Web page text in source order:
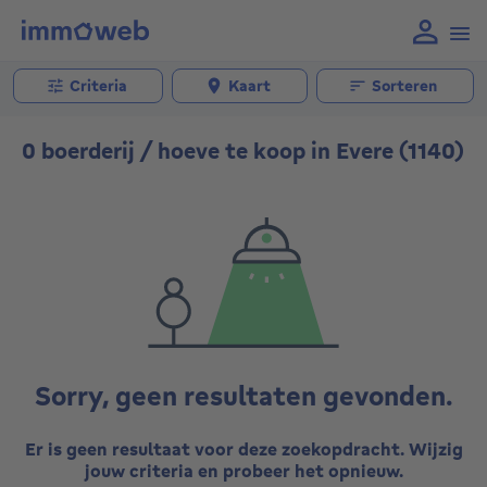
Criteria Kaart Sorteren
0 boerderij / hoeve te koop in Evere (1140)
Sorry, geen resultaten gevonden.
Er is geen resultaat voor deze zoekopdracht. Wijzig
jouw criteria en probeer het opnieuw.